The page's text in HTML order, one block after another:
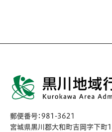
郵便番号：981-3621
宮城県黒川郡大和町吉岡字下町